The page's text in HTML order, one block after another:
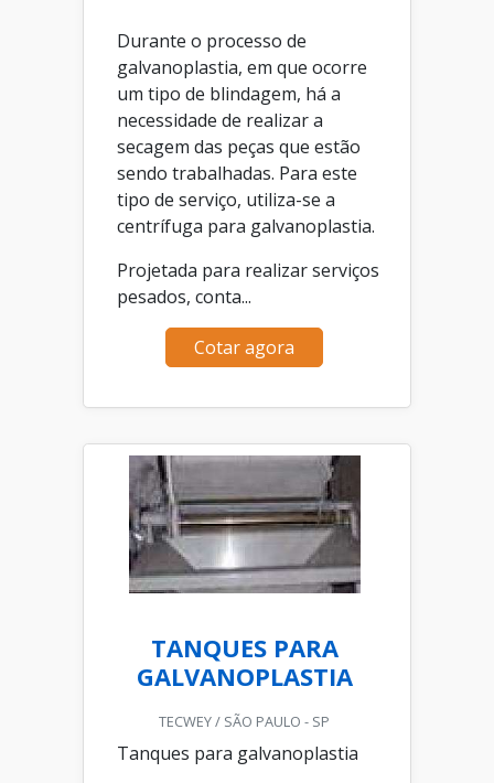
Durante o processo de
galvanoplastia, em que ocorre
um tipo de blindagem, há a
necessidade de realizar a
secagem das peças que estão
sendo trabalhadas. Para este
tipo de serviço, utiliza-se a
centrífuga para galvanoplastia.
Projetada para realizar serviços
pesados, conta...
Cotar agora
TANQUES PARA
GALVANOPLASTIA
TECWEY / SÃO PAULO - SP
Tanques para galvanoplastia